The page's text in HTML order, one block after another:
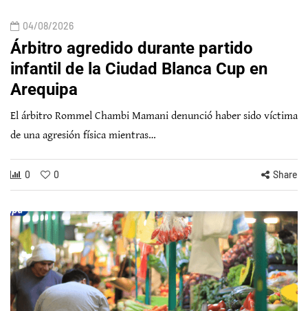
04/08/2026
Árbitro agredido durante partido
infantil de la Ciudad Blanca Cup en
Arequipa
El árbitro Rommel Chambi Mamani denunció haber sido víctima
de una agresión física mientras…
0 0 Share